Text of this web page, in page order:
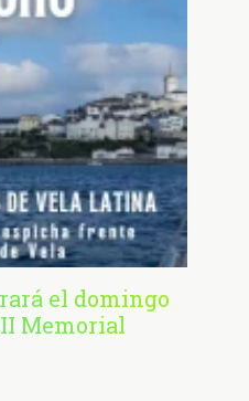
el domingo
Memorial